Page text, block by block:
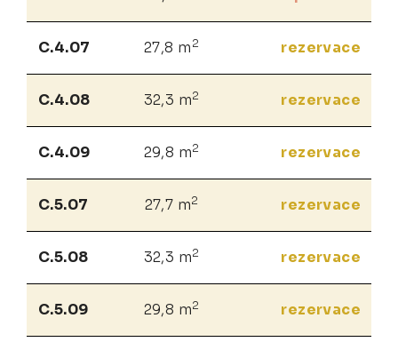
C.4.07 27,8 m 2 rezervace
C.4.08 32,3 m2 rezervace
C.4.09 29,8 m2 rezervace
C.5.07 27,7 m2 rezervace
C.5.08 32,3 m2 rezervace
C.5.09 29,8 m2 rezervace